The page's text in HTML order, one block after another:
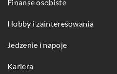
Finanse osobiste
Hobby i zainteresowania
Jedzenie i napoje
Kariera